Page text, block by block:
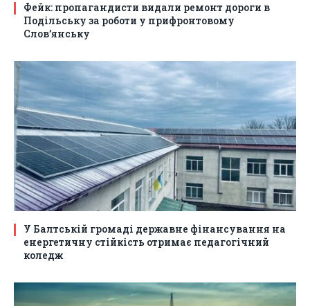
Фейк: пропагандисти видали ремонт дороги в
Подільську за роботи у прифронтовому
Слов’янську
У Балтській громаді державне фінансування на
енергетичну стійкість отримає педагогічний
коледж